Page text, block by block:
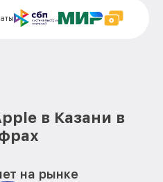
Apple от 1500₽
в Казани в
на рынке